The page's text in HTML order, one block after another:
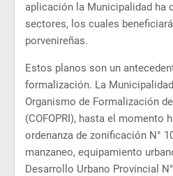
aplicación la Municipalidad ha
sectores, los cuales
porvenireñas.
Estos planos son un
formalización. La
Organismo de Formalización
(COFOPRI), hasta el momento
ordenanza de zonificación N°
manzaneo, equipamiento
Desarrollo Urbano Provincial